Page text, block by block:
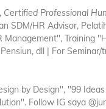
, Certified Professional
SDM/HR Advisor,
Management", Training
dll | For
by Design", "99
Follow IG saya